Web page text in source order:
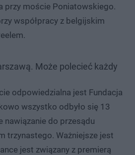
przy moście Poniatowskiego.
współpracy z belgijskim
Może polecieć każdy
odpowiedzialna jest Fundacja
wszystko odbyło się 13
nawiązanie do przesądu
trzynastego. Ważniejsze jest
jest związany z premierą